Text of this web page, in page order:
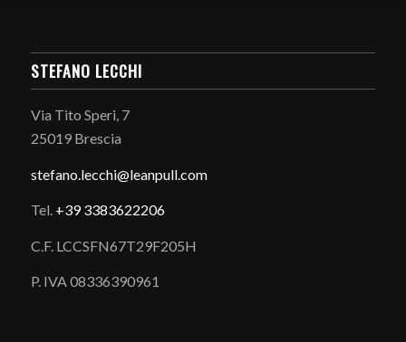
STEFANO LECCHI
Via Tito Speri, 7
25019 Brescia
stefano. lecchi@leanpull.com
Tel. +39 3383622206
C.F. LCCSFN67T29F205H
P. IVA 08336390961